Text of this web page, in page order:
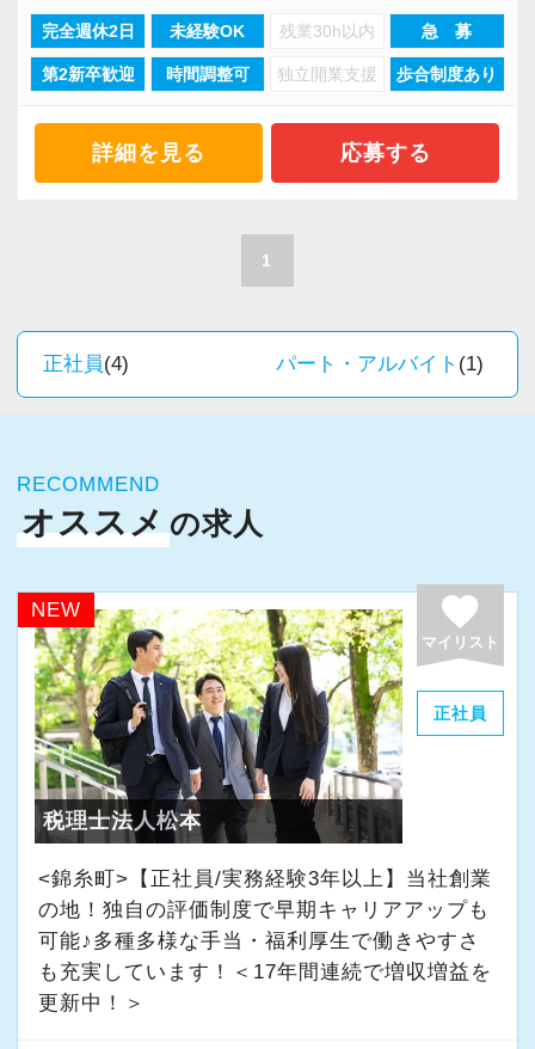
待ちしています！
にキャリアアップするという仕組みになっては
いません。
ですから、ステップアップしたい人は、遠慮な
く自分から手を挙げてください。
「挑戦」と「成長」を後押しする社風なので失
前職は小規模な事務所で、なかなか担当を持つ
後のキャリアを考えて転職を決意し、当社に入
社しました。
現在は、渋谷オフィスの責任者として一つの拠
積極的に手を挙げるアクティブな人には向いて
いる会社です。
私も新しい経験にチャレンジしたいと思い、渋
谷オフィスの開設に合わせて、責任者になりた
いと立候補しました。
主体性のある人にはキャリアアップとレベルア
でなくマネジメントの経験も積めます。
オフィス責任者として心がけているのは、何で
も気軽に話せる雰囲気と一人一人の考え方を尊
昇級は年に2回の自己申請制で何度でもチャレン
ジできます。
【定期的な班替えや席替えで、より多くのこと
を学べる体制！】
当社ではフリーアドレスと固定席を併用しなが
そのなかで定期的な席替えやチームの班替えを
実施。得意分野や経験の異なる様々な人と一緒
に仕事を行うことで、より柔軟かつ多彩なノウ
ハウや知識を身に付けられる体制を整えていま
す。
し合える社風です。
り】
社会保険等の一般的な福利厚生の他に、各種手
当も充実。
税務能力検定等の資格検定に合格するともらえ
る「合格手当」、社員には入社3年（5万円）・5
年（10万円）を支給する「勤続手当」もありま
す。
詳しくはこちら（リンク先：https://www.tokyo-
consulting.com/recruit/environment/benefits）
【成長のための5つのこだわりを大事にしていま
す】
仕事をする上では5つのこだわり「クイックレス
◆お客様を税務・会計の面からサポートしたい
方
◆会計とITの知識を使って活躍したい方
◆様々な専門分野の業務にチャレンジしたい方
◆成長したい、スキルアップしたい、手に職を
辻・本郷の環境で上記項目を実現しながら働
か？
【採用＆法人案内動画】
【辻・本郷税理士法人に応募するポイント！】
■国内最大級の専門特化型税理士法人です。全国
に拠点展開をしており、その規模感を武器に1万
7000社を超えるお客様に質の高いサービスを提
供しています。
■お客様は一般企業、医療法人、公益法人、海外
法人など多種多様。業務の幅も税務顧問から事
業承継、相続、M＆A、再生・再編、国際税務な
ど、あらゆる業種・分野での案件を経験するこ
とができます。
事務所を展開していますので現地登用はもちろ
ん、Iターン、Uターンご希望の方も歓迎です。
またご家族の転勤や介護によって勤務地の移動
申請ができます。
現在当社では「渋谷」「新宿」「錦糸町」
「柏」「横浜」「大阪」の６拠点を展開してい
2021年6月に「渋谷オフィス」を新設し、その
後「新宿オフィス」「大阪オフィス」「錦糸町
さらに2022年12月には「柏オフィス」を開設
し、2025年には大阪オフィスを増床するなど、
安定性抜群の環境で自己成長を実現できます。
も、スピーディーなキャリアアップが可能で
す！
充実した実務重視のOJTで、安心して職務経験
と知識をゼロから身に付けられます！
税務・会計の経験と知識を磨きながらステップ
アップを目指しませんか？
【対象業種100種以上！節税・融資・税務調査に
強い税理士法人です】
創業以来17年連続増収増益、顧問先数2500以
上、全国6拠点で安定的に成長中です。
お客様に事務所までご来社いただく来所型サー
ビスで、中小企業の経営を幅広くサポートして
います。
完全週休2日 未経験OK 残業30h以内 急 募
第2新卒歓迎 時間調整可 独立開業支援 歩合制度あり
詳細を見る 応募する
1
正社員(4) パート・アルバイト (1)
RECOMMEND
オススメの求人
NEW favorite
マイリスト
正社員
税理士法人松本
<錦糸町>【正社員/実務経験3年以上】当社創業
の地！独自の評価制度で早期キャリアアップも
可能♪多種多様な手当・福利厚生で働きやすさ
も充実しています！＜17年間連続で増収増益を
更新中！＞